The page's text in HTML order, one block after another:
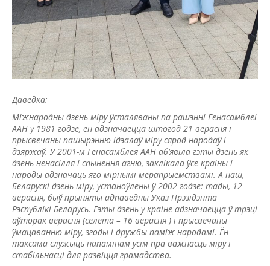
Даведка:
Міжнародны дзень міру ўсталяваны па рашэнні Генасамблеі
ААН у 1981 годзе, ён адзначаецца штогод 21 верасня і
прысвечаны пашырэнню ідэалаў міру сярод народаў і
дзяржаў. У 2001-м Генасамблея ААН аб’явіла гэты дзень як
дзень ненасілля і спынення агню, заклікала ўсе краіны і
народы адзначаць яго мірнымі мерапрыемствамі. А наш,
Беларускі дзень міру, устаноўлены ў 2002 годзе: тады, 12
верасня, быў прыняты адпаведны Указ Прэзідэнта
Рэспублікі Беларусь. Гэты дзень у краіне адзначаецца ў трэці
аўторак верасня (сёлета – 16 верасня ) і прысвечаны
ўмацаванню міру, згоды і дружбы паміж народамі. Ён
таксама служыць напамінам усім пра важнасць міру і
стабільнасці для развіцця грамадства.